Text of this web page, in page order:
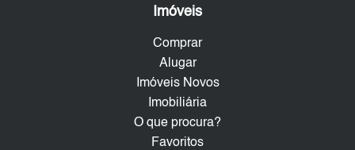
Imóveis
Comprar
Alugar
Imóveis Novos
Imobiliária
O que procura?
Favoritos